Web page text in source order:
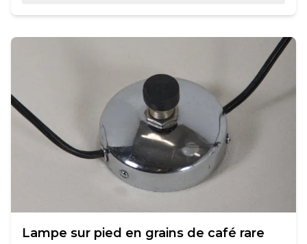
Lampe sur pied en grains de café rare